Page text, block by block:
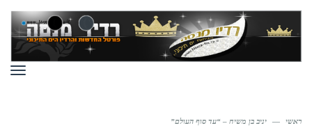
ראשי — יניב בן משיח – “עד סוף העולם”